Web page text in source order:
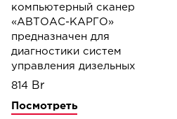
компьютерный сканер
«АВТОАС-КАРГО»
предназначен для
диагностики систем
управления дизельных
двигателей грузовых
КАМАЗ, МАЗ, ГАЗ, ПАЗ,
814
Посмотреть